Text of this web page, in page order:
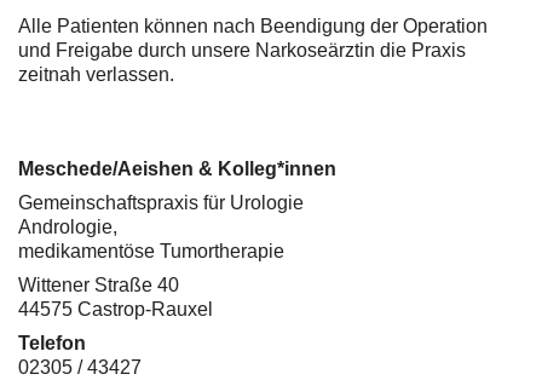
Alle Patienten können nach Beendigung der Operation
und Freigabe durch unsere Narkoseärztin die Praxis
zeitnah verlassen.
Meschede/Aeishen & Kolleg*innen
Gemeinschaftspraxis für Urologie
Andrologie,
medikamentöse Tumortherapie
Wittener Straße 40
44575 Castrop-Rauxel
Telefon
02305 / 43427